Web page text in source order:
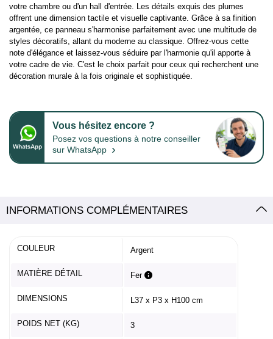
votre chambre ou d'un hall d'entrée. Les détails exquis des plumes
offrent une dimension tactile et visuelle captivante. Grâce à sa finition
argentée, ce panneau s'harmonise parfaitement avec une multitude de
styles décoratifs, allant du moderne au classique. Offrez-vous cette
note d'élégance et laissez-vous séduire par l'harmonie qu'il apporte à
votre cadre de vie. C'est le choix parfait pour ceux qui recherchent une
décoration murale à la fois originale et sophistiquée.
Vous hésitez encore ?
Posez vos questions à notre conseiller
sur WhatsApp ›
INFORMATIONS COMPLÉMENTAIRES
COULEUR Argent
MATIÈRE DÉTAIL Fer
DIMENSIONS L37 x P3 x H100 cm
POIDS NET (KG) 3